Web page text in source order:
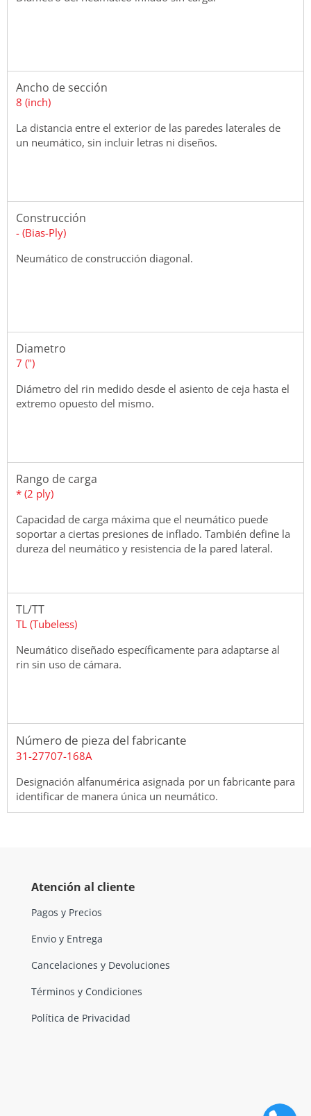
Ancho de sección
8 (inch)
La distancia entre el exterior de las paredes laterales de
un neumático, sin incluir letras ni diseños.
Construcción
- (Bias-Ply)
Neumático de construcción diagonal.
Diametro
7 (")
Diámetro del rin medido desde el asiento de ceja hasta el
extremo opuesto del mismo.
Rango de carga
* (2 ply)
Capacidad de carga máxima que el neumático puede
soportar a ciertas presiones de inflado. También define la
dureza del neumático y resistencia de la pared lateral.
TL/TT
TL (Tubeless)
Neumático diseñado específicamente para adaptarse al
rin sin uso de cámara.
Número de pieza del fabricante
31-27707-168A
Designación alfanumérica asignada por un fabricante para
identificar de manera única un neumático.
Atención al cliente
Pagos y Precios
Envio y Entrega
Cancelaciones y Devoluciones
Términos y Condiciones
Política de Privacidad